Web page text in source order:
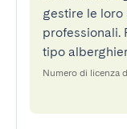
gestire le
professionali.
tipo
Numero di licenza